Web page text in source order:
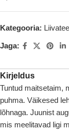
Kategooria:
Jaga:
Kirjeldus
Tuntud maitsetaim,
puhma. Väikesed
lõhnaga. Juunist
mis meelitavad ligi